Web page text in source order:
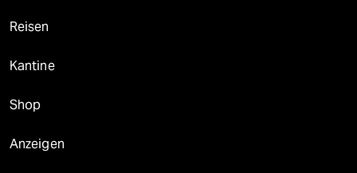
Reisen
Kantine
Shop
Anzeigen